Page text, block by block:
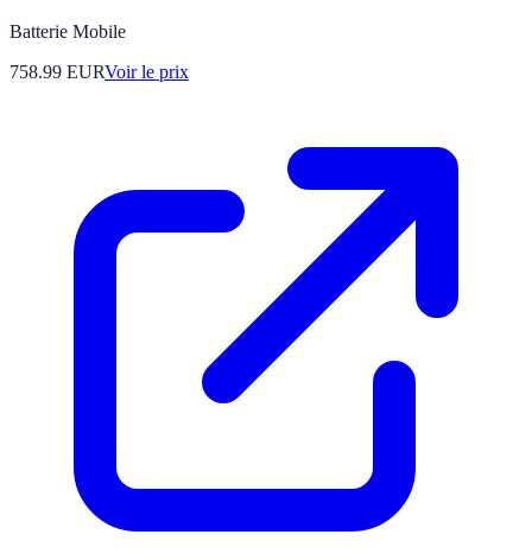
Batterie Mobile
758.99 EURVoir le prix